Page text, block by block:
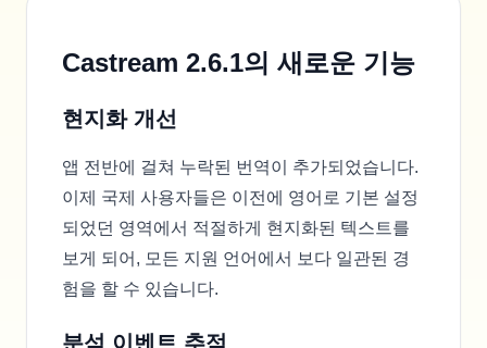
Castream 2.6.1의 새로운 기능
현지화 개선
앱 전반에 걸쳐 누락된 번역이 추가되었습니다.
이제 국제 사용자들은 이전에 영어로 기본 설정
되었던 영역에서 적절하게 현지화된 텍스트를
보게 되어, 모든 지원 언어에서 보다 일관된 경
험을 할 수 있습니다.
분석 이벤트 추적